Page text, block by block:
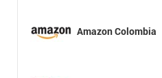
Amazon Colombia